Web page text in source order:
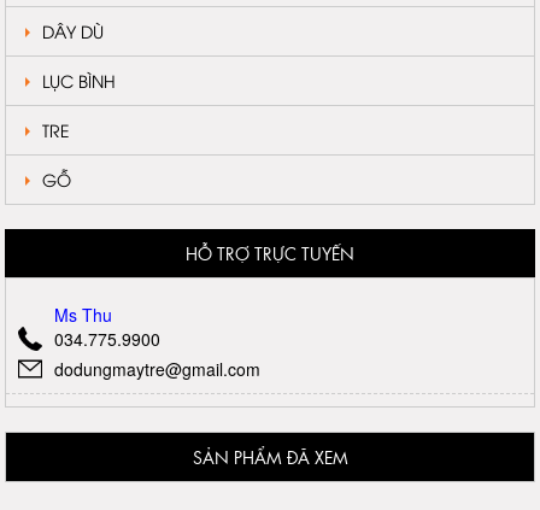
DÂY DÙ
LỤC BÌNH
TRE
GỖ
HỖ TRỢ TRỰC TUYẾN
Ms Thu
034.775.9900
dodungmaytre@gmail.com
SẢN PHẨM ĐÃ XEM